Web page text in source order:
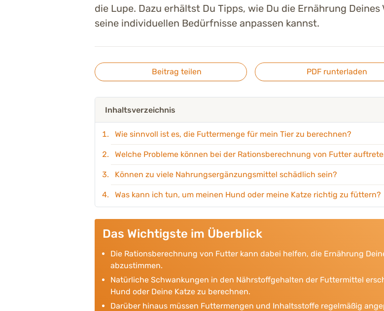
die Lupe. Dazu erhältst Du Tipps, wie Du die Ernährung
seine individuellen Bedürfnisse anpassen kannst.
Beitrag teilen PDF runterladen
Inhaltsverzeichnis
Wie sinnvoll ist es, die Futtermenge für mein Tier zu berechnen?
Welche Probleme können bei der Rationsberechnung von Futter
Können zu viele Nahrungsergänzungsmittel schädlich sein?
Was kann ich tun, um meinen Hund oder meine Katze richtig zu füttern?
Das Wichtigste im Überblick
Die Rationsberechnung von Futter kann dabei helfen, die Ernährung
abzustimmen.
Natürliche Schwankungen in den Nährstoffgehalten der Futtermittel
Hund oder Deine Katze zu berechnen.
Darüber hinaus müssen Futtermengen und Inhaltsstoffe regelmäßig